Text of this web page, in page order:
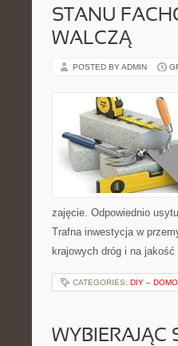
STANU
WALCZĄ
POSTED BY ADMIN
zajęcie. Odpowiednio
Trafna inwestycja w
krajowych dróg i na
CATEGORIES: DIY –
WYBIERAJĄC